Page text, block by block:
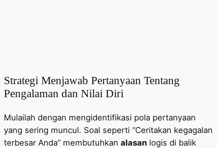
Strategi Menjawab Pertanyaan Tentang
Pengalaman dan Nilai Diri
Mulailah dengan mengidentifikasi pola pertanyaan
yang sering muncul. Soal seperti “Ceritakan kegagalan
terbesar Anda” membutuhkan alasan logis di balik